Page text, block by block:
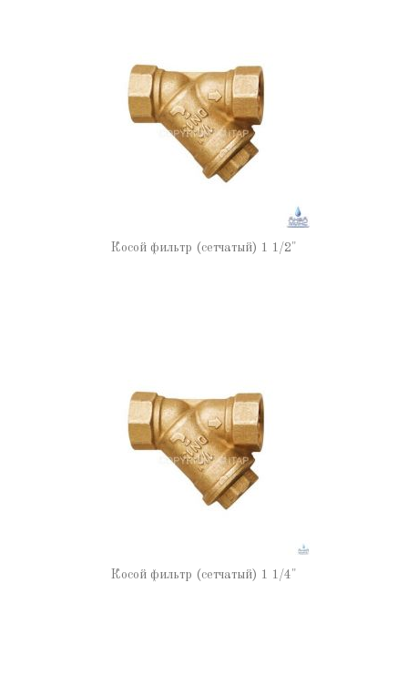
Косой фильтр (сетчатый) 1 1/2"
Косой фильтр (сетчатый) 1 1/4"